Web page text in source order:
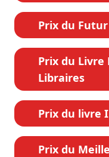
Prix du
Prix du Livre
Libraires
Prix du livre
Prix du